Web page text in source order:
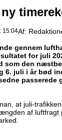
15:04Af:
gennem
for juli
som den
6. juli i år bød
passerede
at juli-
af luftfragt